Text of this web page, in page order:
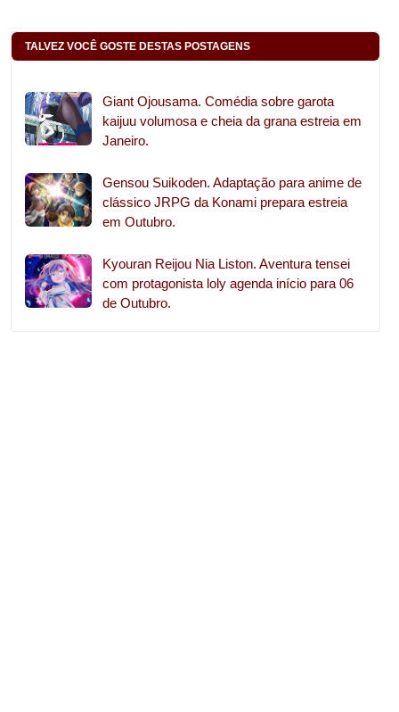
TALVEZ VOCÊ GOSTE DESTAS POSTAGENS
Giant Ojousama. Comédia sobre garota
kaijuu volumosa e cheia da grana estreia em
Janeiro.
Gensou Suikoden. Adaptação para anime de
clássico JRPG da Konami prepara estreia
em Outubro.
Kyouran Reijou Nia Liston. Aventura tensei
com protagonista loly agenda início para 06
de Outubro.